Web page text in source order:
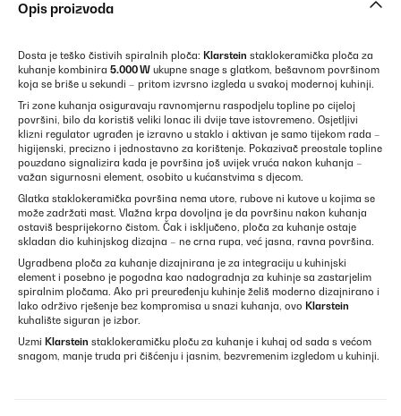
Opis proizvoda
Dosta je teško čistivih spiralnih ploča: Klarstein staklokeramička ploča za
kuhanje kombinira 5.000 W ukupne snage s glatkom, bešavnom površinom
koja se briše u sekundi – pritom izvrsno izgleda u svakoj modernoj kuhinji.
Tri zone kuhanja osiguravaju ravnomjernu raspodjelu topline po cijeloj
površini, bilo da koristiš veliki lonac ili dvije tave istovremeno. Osjetljivi
klizni regulator ugrađen je izravno u staklo i aktivan je samo tijekom rada –
higijenski, precizno i jednostavno za korištenje. Pokazivač preostale topline
pouzdano signalizira kada je površina još uvijek vruća nakon kuhanja –
važan sigurnosni element, osobito u kućanstvima s djecom.
Glatka staklokeramička površina nema utore, rubove ni kutove u kojima se
može zadržati mast. Vlažna krpa dovoljna je da površinu nakon kuhanja
ostaviš besprijekorno čistom. Čak i isključeno, ploča za kuhanje ostaje
skladan dio kuhinjskog dizajna – ne crna rupa, već jasna, ravna površina.
Ugradbena ploča za kuhanje dizajnirana je za integraciju u kuhinjski
element i posebno je pogodna kao nadogradnja za kuhinje sa zastarjelim
spiralnim pločama. Ako pri preuređenju kuhinje želiš moderno dizajnirano i
lako održivo rješenje bez kompromisa u snazi kuhanja, ovo Klarstein
kuhalište siguran je izbor.
Uzmi Klarstein staklokeramičku ploču za kuhanje i kuhaj od sada s većom
snagom, manje truda pri čišćenju i jasnim, bezvremenim izgledom u kuhinji.